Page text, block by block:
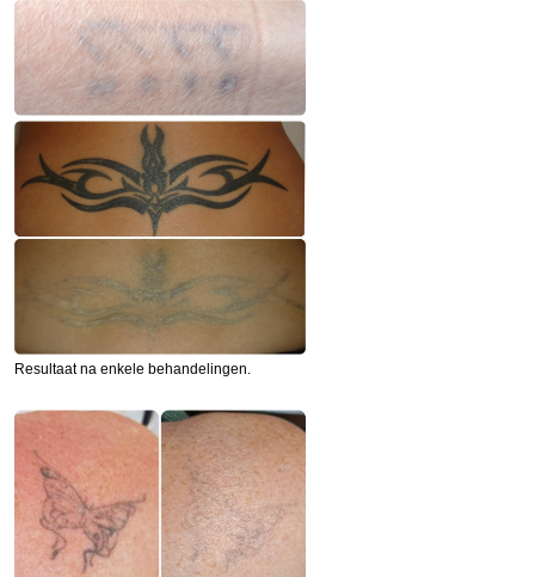
Resultaat na enkele behandelingen.